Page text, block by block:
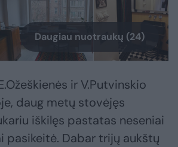
Daugiau nuotraukų (24)
ir V.Putvinskio
daug metų stovėjęs
iškilęs pastatas neseniai
pasikeitė. Dabar trijų aukštų